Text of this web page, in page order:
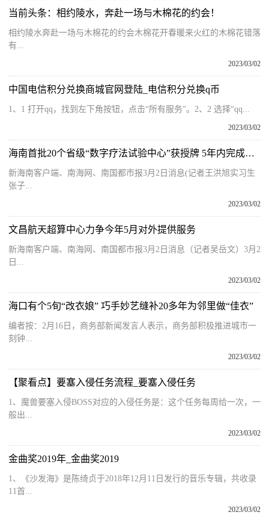
当前头条：相约陵水，奔赴一场与木棉花的约会！
相约陵水奔赴一场与木棉花的约会木棉花开春暖来火红的木棉花错落
有...
2023/03/02
中国电信积分兑换商城官网登陆_电信积分兑换q币
1、1 打开qq，找到左下角按钮，点击“所有服务”。2、2 选择“qq...
2023/03/02
海南首批20个省级“数字疗法试验中心”获授牌 5年内完成一批临床转化
新海南客户端、南海网、南国都市报3月2日消息(记者王洪旭实习生
张子...
2023/03/02
文昌航天超算中心力争今年5月对外提供服务
新海南客户端、南海网、南国都市报3月2日消息（记者吴岳文）3月2
日...
2023/03/02
海口有个5旬“改衣娘” 巧手妙艺缝补20多年为邻里做“佳衣”
编者按：2月16日，商务部新闻发言人表示，商务部积极推进城市一
刻钟...
2023/03/02
【聚看点】要塞入侵任务流程_要塞入侵任务
1、魔兽要塞入侵BOSS对应的入侵任务是：这个任务每周给一次，一
般出...
2023/03/02
金曲奖2019年_金曲奖2019
1、《沙发海》是陈绮贞于2018年12月11日发行的音乐专辑，共收录
11首...
2023/03/02